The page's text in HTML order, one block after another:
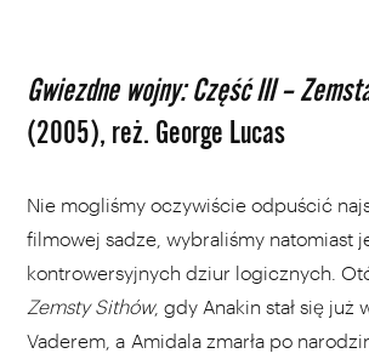
Gwiezdne wojny: Część III –
(2005), reż. George Lucas
Nie mogliśmy oczywiście odpuścić
filmowej sadze, wybraliśmy natomiast
kontrowersyjnych dziur logicznych.
Zemsty Sithów, gdy Anakin stał się już
Vaderem, a Amidala zmarła po